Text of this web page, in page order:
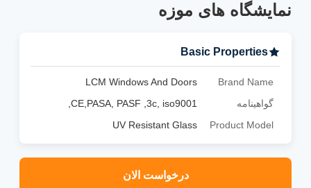
نمایشگاه های موزه
Basic Properties
Brand Name
LCM Windows And Doors
گواهینامه
CE,PASA, PASF ,3c, iso9001,
Product Model
UV Resistant Glass
درخواست الان